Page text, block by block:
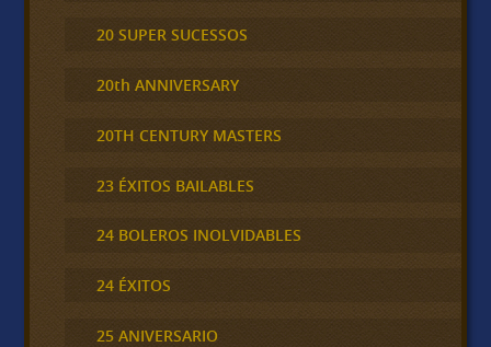
20 SUPER SUCESSOS
20th ANNIVERSARY
20TH CENTURY MASTERS
23 ÉXITOS BAILABLES
24 BOLEROS INOLVIDABLES
24 ÉXITOS
25 ANIVERSARIO